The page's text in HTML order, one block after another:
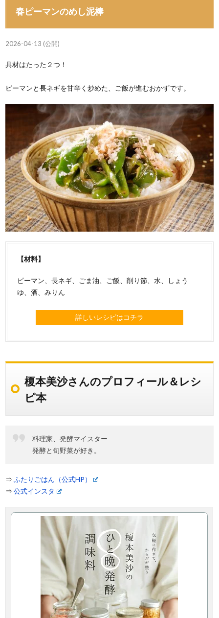
春ピーマンのめし泥棒
2026-04-13 (公開)
具材はたった２つ！
ピーマンと長ネギを甘辛く炒めた、ご飯が進むおかずです。
【材料】
ピーマン、長ネギ、ごま油、ご飯、削り節、水、しょう
ゆ、酒、みりん
詳しいレシピはコチラ
榎本美沙さんのプロフィール＆レシ
ピ本
料理家、発酵マイスター
発酵と旬野菜が好き。
⇒ふたりごはん（公式HP）
⇒公式インスタ